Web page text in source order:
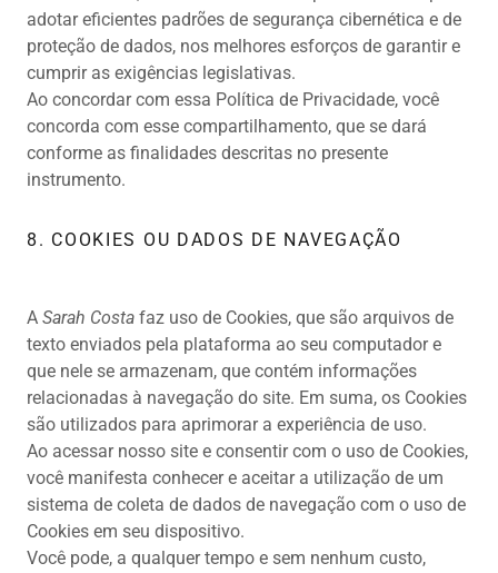
adotar eficientes padrões de segurança cibernética e de
proteção de dados, nos melhores esforços de garantir e
cumprir as exigências legislativas.
Ao concordar com essa Política de Privacidade, você
concorda com esse compartilhamento, que se dará
conforme as finalidades descritas no presente
instrumento.
8. COOKIES OU DADOS DE NAVEGAÇÃO
A Sarah Costa faz uso de Cookies, que são arquivos de
texto enviados pela plataforma ao seu computador e
que nele se armazenam, que contém informações
relacionadas à navegação do site. Em suma, os Cookies
são utilizados para aprimorar a experiência de uso.
Ao acessar nosso site e consentir com o uso de Cookies,
você manifesta conhecer e aceitar a utilização de um
sistema de coleta de dados de navegação com o uso de
Cookies em seu dispositivo.
Você pode, a qualquer tempo e sem nenhum custo,